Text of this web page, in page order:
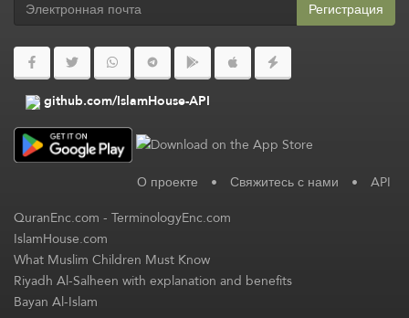
Регистрация
github.com/IslamHouse-API
О проекте • Свяжитесь с нами • API
QuranEnc.com-TerminologyEnc.com
IslamHouse.com
What Muslim Children Must Know
Riyadh Al-Salheen with explanation and benefits
Bayan Al-Islam